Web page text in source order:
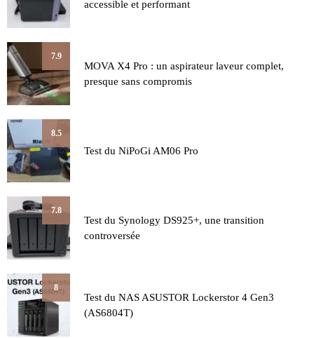
accessible et performant
7.9
MOVA X4 Pro : un aspirateur laveur complet,
presque sans compromis
8.5
Test du NiPoGi AM06 Pro
7.8
Test du Synology DS925+, une transition
controversée
8
Test du NAS ASUSTOR Lockerstor 4 Gen3
(AS6804T)